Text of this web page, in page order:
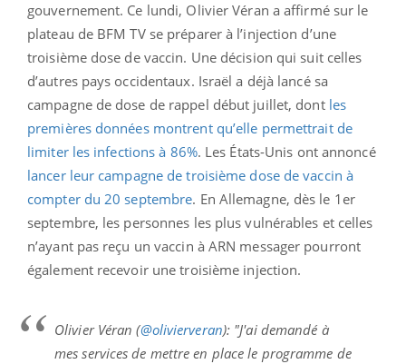
gouvernement. Ce lundi, Olivier Véran a affirmé sur le
plateau de BFM TV se préparer à l’injection d’une
troisième dose de vaccin. Une décision qui suit celles
d’autres pays occidentaux. Israël a déjà lancé sa
campagne de dose de rappel début juillet, dont les
premières données montrent qu’elle permettrait de
limiter les infections à 86%. Les États-Unis ont annoncé
lancer leur campagne de troisième dose de vaccin à
compter du 20 septembre. En Allemagne, dès le 1er
septembre, les personnes les plus vulnérables et celles
n’ayant pas reçu un vaccin à ARN messager pourront
également recevoir une troisième injection.
Olivier Véran (@olivierveran): "J'ai demandé à
mes services de mettre en place le programme de